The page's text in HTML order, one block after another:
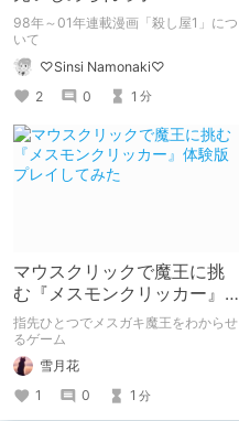
98年～01年連載漫画「殺し屋1」につ
いて
♡Sinsi Namonaki♡
2
0 1 分
マウスクリックで魔王に挑
む『メスモンクリッカー』
体験版プレイしてみた
指先ひとつでメスガキ魔王をわからせ
るゲーム
雪月花
1
0 1 分